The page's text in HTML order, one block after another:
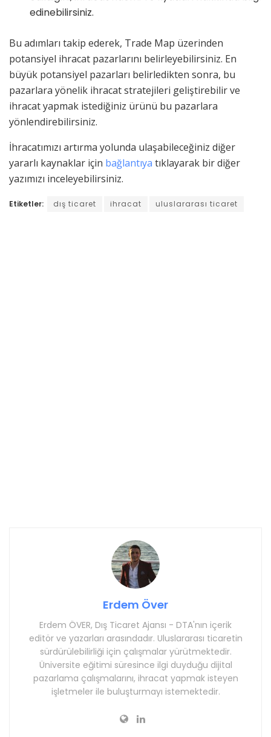
edinebilirsiniz.
Bu adımları takip ederek, Trade Map üzerinden
potansiyel ihracat pazarlarını belirleyebilirsiniz. En
büyük potansiyel pazarları belirledikten sonra, bu
pazarlara yönelik ihracat stratejileri geliştirebilir ve
ihracat yapmak istediğiniz ürünü bu pazarlara
yönlendirebilirsiniz.
İhracatımızı artırma yolunda ulaşabileceğiniz diğer
yararlı kaynaklar için bağlantıya tıklayarak bir diğer
yazımızı inceleyebilirsiniz.
Etiketler: dış ticaret ihracat uluslararası ticaret
Erdem Över
Erdem ÖVER, Dış Ticaret Ajansı - DTA'nın içerik
editör ve yazarları arasındadır. Uluslararası ticaretin
sürdürülebilirliği için çalışmalar yürütmektedir.
Üniversite eğitimi süresince ilgi duyduğu dijital
pazarlama çalışmalarını, ihracat yapmak isteyen
işletmeler ile buluşturmayı istemektedir.